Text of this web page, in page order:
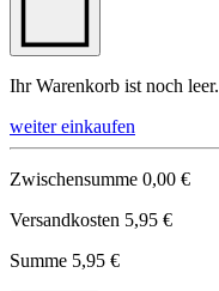
Ihr Warenkorb ist noch leer.
weiter einkaufen
Zwischensumme 0,00 €
Versandkosten 5,95 €
Summe 5,95 €